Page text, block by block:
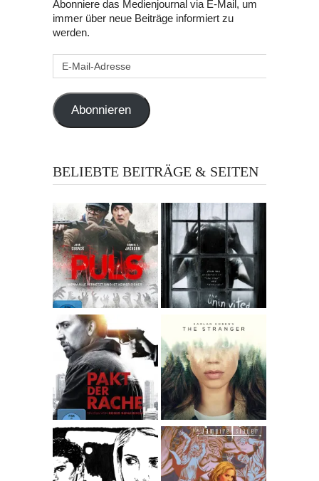
Abonniere das Medienjournal via E-Mail, um
immer über neue Beiträge informiert zu
werden.
Abonnieren
BELIEBTE BEITRÄGE & SEITEN